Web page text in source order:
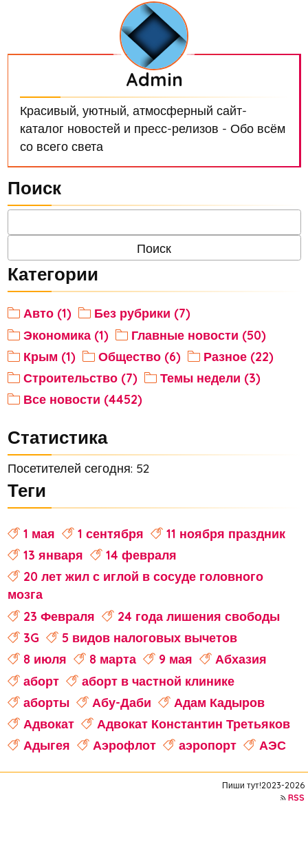
Admin
Красивый, уютный, атмосферный сайт-
каталог новостей и пресс-релизов - Обо всём
со всего света
Поиск
Категории
Авто (1)
Без рубрики (7)
Экономика (1)
Главные новости (50)
Крым (1)
Общество (6)
Разное (22)
Строительство (7)
Темы недели (3)
Все новости (4452)
Статистика
Посетителей сегодня: 52
Теги
1 мая 1 сентября
11 ноября праздник
13 января
14 февраля
20 лет жил с иглой в сосуде головного
мозга
23 Февраля
24 года лишения свободы
3G
5 видов налоговых вычетов
8 июля
8 марта 9 мая
Абхазия
аборт
аборт в частной клинике
аборты
Абу-Даби
Адам Кадыров
Адвокат
Адвокат Константин Третьяков
Адыгея
Аэрофлот аэропорт
АЭС
Пиши тут!2023-2026
RSS